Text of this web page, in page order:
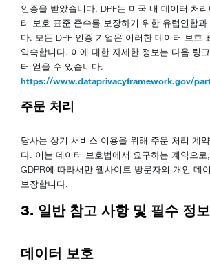
인증을 받았습니다. DPF는 미국 내 데이터 처
터 보호 표준 준수를 보장하기 위한 유럽연합
다. 모든 DPF 인증 기업은 이러한 데이터 보호
약속합니다. 이에 대한 자세한 정보는 다음 링
터 얻을 수 있습니다:
https://www.dataprivacyframework.gov/
주문 처리
당사는 상기 서비스 이용을 위해 주문 처리 계약
다. 이는 데이터 보호법에서 요구하는 계약으
GDPR에 따라서만 웹사이트 방문자의 개인 데
보장합니다.
3. 일반 참고 사항 및 필수 정보
데이터 보호